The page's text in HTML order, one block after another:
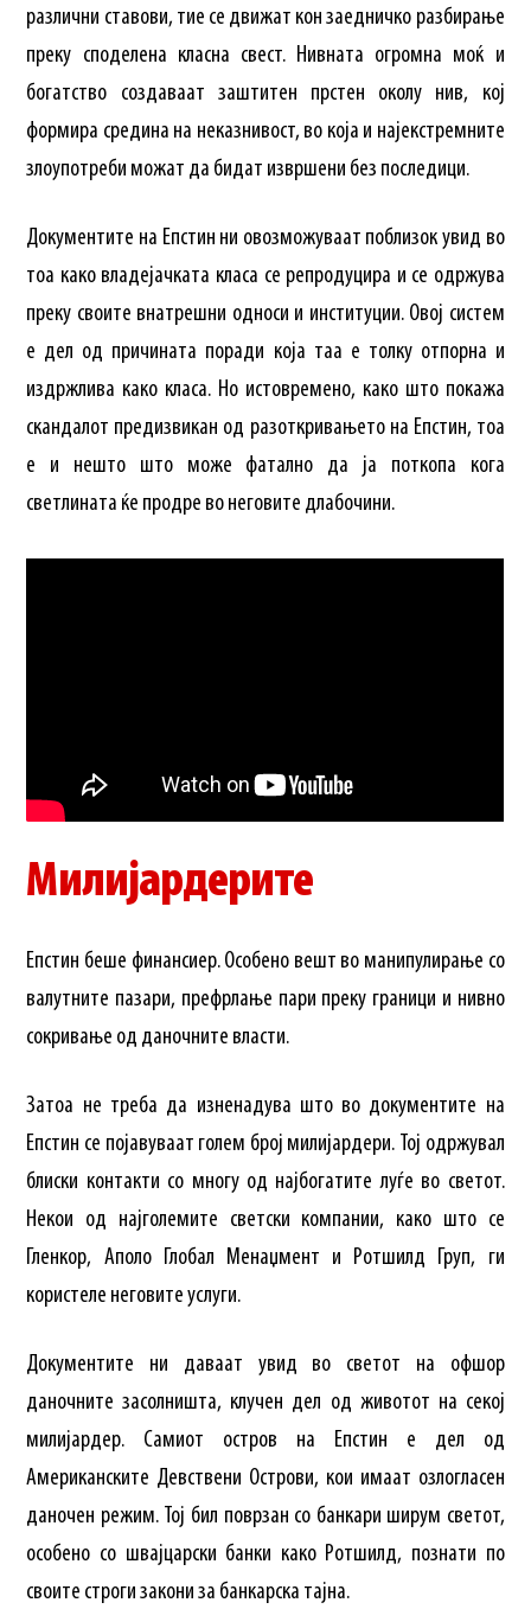
различни ставови, тие се движат кон заедничко разбирање
преку споделена класна свест. Нивната огромна моќ и
богатство создаваат заштитен прстен околу нив, кој
формира средина на неказнивост, во која и најекстремните
злоупотреби можат да бидат извршени без последици.
Документите на Епстин ни овозможуваат поблизок увид во
тоа како владејачката класа се репродуцира и се одржува
преку своите внатрешни односи и институции. Овој систем
е дел од причината поради која таа е толку отпорна и
издржлива како класа. Но истовремено, како што покажа
скандалот предизвикан од разоткривањето на Епстин, тоа
е и нешто што може фатално да ја поткопа кога
светлината ќе продре во неговите длабочини.
Милијардерите
Епстин беше финансиер. Особено вешт во манипулирање со
валутните пазари, префрлање пари преку граници и нивно
сокривање од даночните власти.
Затоа не треба да изненадува што во документите на
Епстин се појавуваат голем број милијардери. Тој одржувал
блиски контакти со многу од најбогатите луѓе во светот.
Некои од најголемите светски компании, како што се
Гленкор, Аполо Глобал Менаџмент и Ротшилд Груп, ги
користеле неговите услуги.
Документите ни даваат увид во светот на офшор
даночните засолништа, клучен дел од животот на секој
милијардер. Самиот остров на Епстин е дел од
Американските Девствени Острови, кои имаат озлогласен
даночен режим. Тој бил поврзан со банкари ширум светот,
особено со швајцарски банки како Ротшилд, познати по
своите строги закони за банкарска тајна.